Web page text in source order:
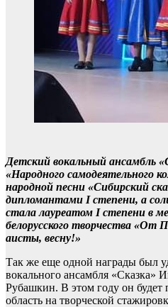
Детский вокальный ансамбль
«Народного самодеятельного
народной песни «Сибирский
дипломантами I степени, а
стала лауреатом I степени в
белорусского творчества «От
аисты, весну!»
Так же еще одной награды был
вокального ансамбля «Сказка»
Рубашкин. В этом году он будет
область на творческой